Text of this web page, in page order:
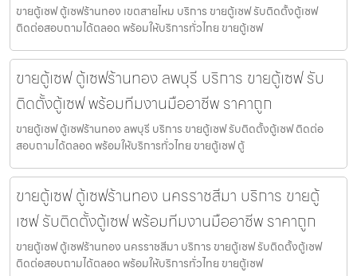
ขายตู้เซฟ ตู้เซฟร้านทอง เขตสายไหม บริการ ขายตู้เซฟ รับติดตั้งตู้เซฟ
ติดต่อสอบถามได้ตลอด พร้อมให้บริการทั่วไทย ขายตู้เซฟ
ขายตู้เซฟ ตู้เซฟร้านทอง ลพบุรี บริการ ขายตู้เซฟ รับ
ติดตั้งตู้เซฟ พร้อมทีมงานมืออาชีพ ราคาถูก
ขายตู้เซฟ ตู้เซฟร้านทอง ลพบุรี บริการ ขายตู้เซฟ รับติดตั้งตู้เซฟ ติดต่อ
สอบถามได้ตลอด พร้อมให้บริการทั่วไทย ขายตู้เซฟ ตู้
ขายตู้เซฟ ตู้เซฟร้านทอง นครราชสีมา บริการ ขายตู้
เซฟ รับติดตั้งตู้เซฟ พร้อมทีมงานมืออาชีพ ราคาถูก
ขายตู้เซฟ ตู้เซฟร้านทอง นครราชสีมา บริการ ขายตู้เซฟ รับติดตั้งตู้เซฟ
ติดต่อสอบถามได้ตลอด พร้อมให้บริการทั่วไทย ขายตู้เซฟ